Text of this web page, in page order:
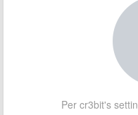
Per cr3bit's